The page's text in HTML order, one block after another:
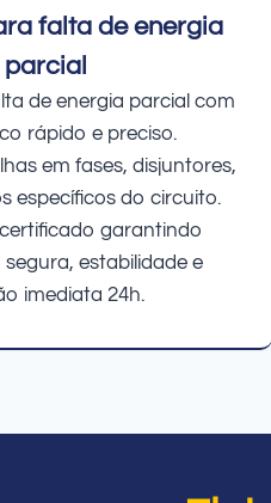
falta de energia
parcial
de energia parcial com
rápido e preciso.
em fases, disjuntores,
específicos do circuito.
garantindo
estabilidade e
imediata 24h.